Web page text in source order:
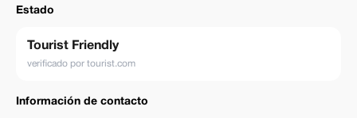
Estado
Tourist Friendly
verificado por tourist.com
Información de contacto